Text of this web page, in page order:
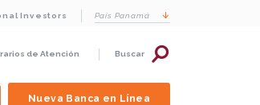
Investors País Panamá
de Atención Buscar
Nueva Banca en Línea